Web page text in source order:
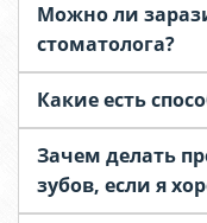
Можно ли
стоматолога?
Какие есть
Зачем делать
зубов, если я